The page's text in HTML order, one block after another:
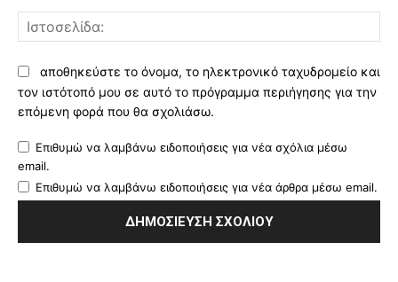
αποθηκεύστε το όνομα, το ηλεκτρονικό ταχυδρομείο και
τον ιστότοπό μου σε αυτό το πρόγραμμα περιήγησης για την
επόμενη φορά που θα σχολιάσω.
Επιθυμώ να λαμβάνω ειδοποιήσεις για νέα σχόλια μέσω
email.
Επιθυμώ να λαμβάνω ειδοποιήσεις για νέα άρθρα μέσω email.